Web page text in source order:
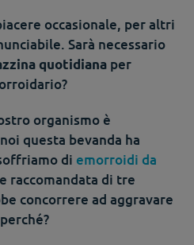
occasionale, per altri
Sarà necessario
quotidiana per
organismo è
questa bevanda ha
di emorroidi da
raccomandata di tre
concorrere ad aggravare